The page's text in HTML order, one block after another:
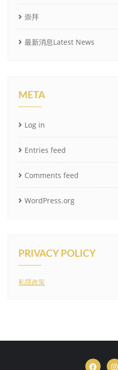
崇拜
最新消息Latest News
META
Log in
Entries feed
Comments feed
WordPress.org
PRIVACY POLICY
私隱政策